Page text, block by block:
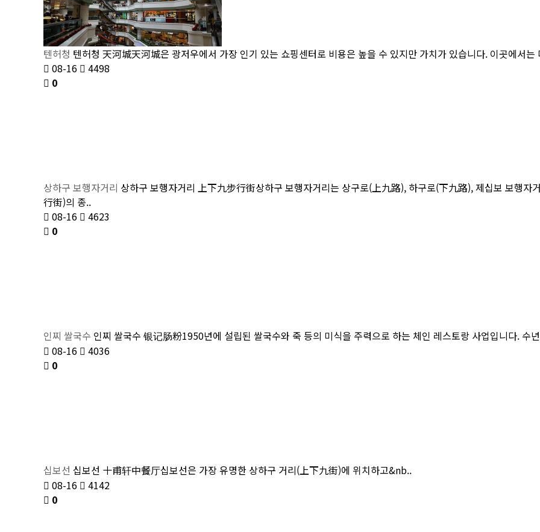
텐허청 텐허청 天河城天河城은 광저우에서 가장 인기 있는 쇼핑센터로 비용은 높을 수 있지만 가치가 있습니다. 이곳에서는
08-16
4498
0
상하구 보행자거리 상하구 보행자거리 上下九步行街상하구 보행자거리는 상구로(上九路), 하구로(下九路), 제십보 보행자
行街)의 종..
08-16
4623
0
인찌 쌀국수 인찌 쌀국수 银记肠粉1950년에 설립된 쌀국수와 죽 등의 미식을 주력으로 하는 체인 레스토랑 사업입니다. 수
08-16
4036
0
십보선 십보선 十甫轩中餐厅십보선은 가장 유명한 상하구 거리(上下九街)에 위치하고&nb..
08-16
4142
0